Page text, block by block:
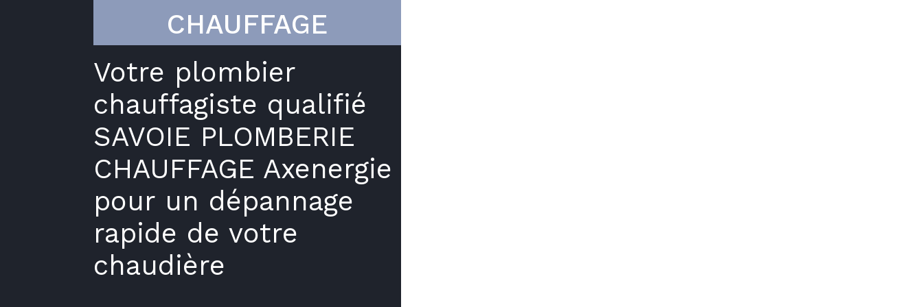
CHAUFFAGE
Votre plombier
chauffagiste qualifié
SAVOIE PLOMBERIE
CHAUFFAGE Axenergie
pour un dépannage
rapide de votre
chaudière